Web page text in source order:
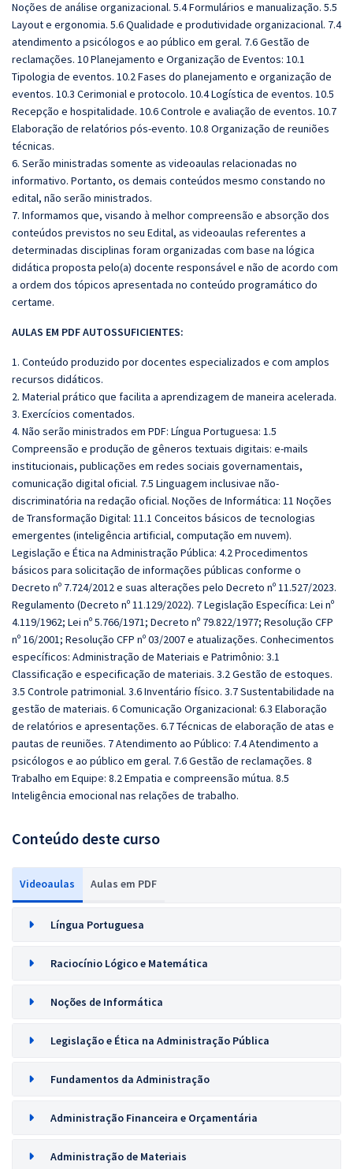
Noções de análise organizacional. 5.4 Formulários e manualização. 5.5
Layout e ergonomia. 5.6 Qualidade e produtividade organizacional. 7.4
atendimento a psicólogos e ao público em geral. 7.6 Gestão de
reclamações. 10 Planejamento e Organização de Eventos: 10.1
Tipologia de eventos. 10.2 Fases do planejamento e organização de
eventos. 10.3 Cerimonial e protocolo. 10.4 Logística de eventos. 10.5
Recepção e hospitalidade. 10.6 Controle e avaliação de eventos. 10.7
Elaboração de relatórios pós-evento. 10.8 Organização de reuniões
técnicas.
6. Serão ministradas somente as videoaulas relacionadas no
informativo. Portanto, os demais conteúdos mesmo constando no
edital, não serão ministrados.
7. Informamos que, visando à melhor compreensão e absorção dos
conteúdos previstos no seu Edital, as videoaulas referentes a
determinadas disciplinas foram organizadas com base na lógica
didática proposta pelo(a) docente responsável e não de acordo com
a ordem dos tópicos apresentada no conteúdo programático do
certame.
AULAS EM PDF AUTOSSUFICIENTES:
1. Conteúdo produzido por docentes especializados e com amplos
recursos didáticos.
2. Material prático que facilita a aprendizagem de maneira acelerada.
3. Exercícios comentados.
4. Não serão ministrados em PDF: Língua Portuguesa: 1.5
Compreensão e produção de gêneros textuais digitais: e-mails
institucionais, publicações em redes sociais governamentais,
comunicação digital oficial. 7.5 Linguagem inclusivae não-
discriminatória na redação oficial. Noções de Informática: 11 Noções
de Transformação Digital: 11.1 Conceitos básicos de tecnologias
emergentes (inteligência artificial, computação em nuvem).
Legislação e Ética na Administração Pública: 4.2 Procedimentos
básicos para solicitação de informações públicas conforme o
Decreto nº 7.724/2012 e suas alterações pelo Decreto nº 11.527/2023.
Regulamento (Decreto nº 11.129/2022). 7 Legislação Específica: Lei nº
4.119/1962; Lei nº 5.766/1971; Decreto nº 79.822/1977; Resolução CFP
nº 16/2001; Resolução CFP nº 03/2007 e atualizações. Conhecimentos
específicos: Administração de Materiais e Patrimônio: 3.1
Classificação e especificação de materiais. 3.2 Gestão de estoques.
3.5 Controle patrimonial. 3.6 Inventário físico. 3.7 Sustentabilidade na
gestão de materiais. 6 Comunicação Organizacional: 6.3 Elaboração
de relatórios e apresentações. 6.7 Técnicas de elaboração de atas e
pautas de reuniões. 7 Atendimento ao Público: 7.4 Atendimento a
psicólogos e ao público em geral. 7.6 Gestão de reclamações. 8
Trabalho em Equipe: 8.2 Empatia e compreensão mútua. 8.5
Inteligência emocional nas relações de trabalho.
Conteúdo deste curso
Videoaulas Aulas em PDF
Língua Portuguesa
Raciocínio Lógico e Matemática
Noções de Informática
Legislação e Ética na Administração Pública
Fundamentos da Administração
Administração Financeira e Orçamentária
Administração de Materiais